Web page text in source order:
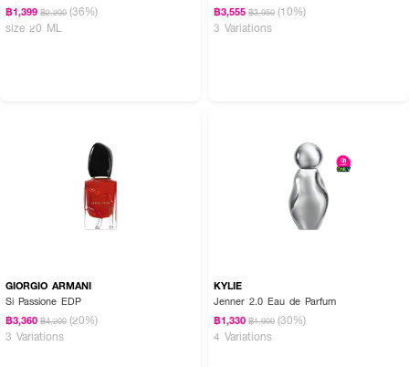
฿1,399 ฿2,200 (36%)
size 20 ML
฿3,555 ฿3,950 (10%)
3 Variations
GIORGIO ARMANI
Si Passione EDP
฿3,360 ฿4,200 (20%)
3 Variations
KYLIE
Jenner 2.0 Eau de Parfum
฿1,330 ฿1,900 (30%)
4 Variations